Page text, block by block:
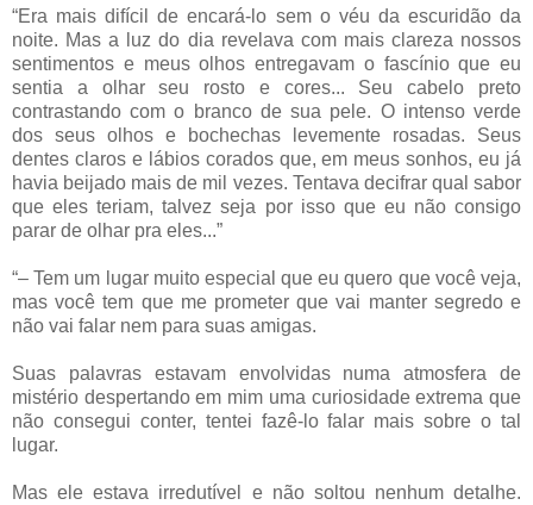
“Era mais difícil de encará-lo sem o véu da escuridão da
noite. Mas a luz do dia revelava com mais clareza nossos
sentimentos e meus olhos entregavam o fascínio que eu
sentia a olhar seu rosto e cores... Seu cabelo preto
contrastando com o branco de sua pele. O intenso verde
dos seus olhos e bochechas levemente rosadas. Seus
dentes claros e lábios corados que, em meus sonhos, eu já
havia beijado mais de mil vezes. Tentava decifrar qual sabor
que eles teriam, talvez seja por isso que eu não consigo
parar de olhar pra eles...”
“– Tem um lugar muito especial que eu quero que você veja,
mas você tem que me prometer que vai manter segredo e
não vai falar nem para suas amigas.
Suas palavras estavam envolvidas numa atmosfera de
mistério despertando em mim uma curiosidade extrema que
não consegui conter, tentei fazê-lo falar mais sobre o tal
lugar.
Mas ele estava irredutível e não soltou nenhum detalhe.